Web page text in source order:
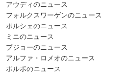
アウディのニュース
フォルクスワーゲンのニュース
ポルシェのニュース
ミニのニュース
プジョーのニュース
アルファ・ロメオのニュース
ボルボのニュース